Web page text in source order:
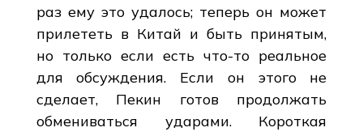
раз ему это удалось; теперь он может
прилететь в Китай и быть принятым,
но только если есть что-то реальное
для обсуждения. Если он этого не
сделает, Пекин готов продолжать
обмениваться ударами. Короткая